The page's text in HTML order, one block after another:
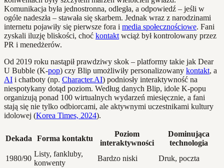
Komunikacja była jednostronna, odległa, a odpowiedź – jeśli w
ogóle nadeszła – stawała się skarbem. Jednak wraz z narodzinami
internetu pojawiły się pierwsze fora i media społecznościowe. Fani
zyskali iluzję bliskości, choć kontakt wciąż był kontrolowany przez
PR i menedżerów.
Od 2019 roku nastąpił prawdziwy skok – platformy takie jak Dear
U Bubble (K-pop) czy Blip umożliwiły personalizowany kontakt, a
AI i chatboty (np. Character.AI) podniosły interaktywność na
niespotykany dotąd poziom. Według danych Blip, idole K-popu
organizują ponad 100 wirtualnych wydarzeń miesięcznie, a fani
stają się nie tylko odbiorcami, ale aktywnymi uczestnikami kultury
idolowej (Korea Times, 2024).
Dekada Forma kontaktu
Poziom
interaktywności
Dominująca
technologia
1980/90
Listy, fankluby,
konwenty
Bardzo niski Druk, poczta